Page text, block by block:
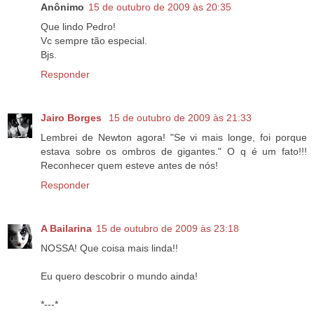
Anônimo 15 de outubro de 2009 às 20:35
Que lindo Pedro!
Vc sempre tão especial.
Bjs.
Responder
Jairo Borges
15 de outubro de 2009 às 21:33
Lembrei de Newton agora! "Se vi mais longe, foi porque
estava sobre os ombros de gigantes." O q é um fato!!!
Reconhecer quem esteve antes de nós!
Responder
A Bailarina 15 de outubro de 2009 às 23:18
NOSSA! Que coisa mais linda!!
Eu quero descobrir o mundo ainda!
*---*